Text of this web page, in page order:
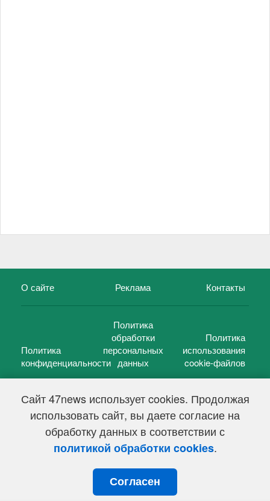
Сайт 47news использует cookies. Продолжая
использовать сайт, вы даете согласие на
обработку данных в соответствии с
политикой обработки cookies.
Согласен
О сайте Реклама Контакты
Политика
конфиденциальности
Политика
обработки
персональных
данных
Политика
использования
cookie-файлов
47 новостей (47 news)2005 — 2026 г.
Свидетельство о регистрации СМИ Эл № ФС 77-39848, выдано
Федеральной службой по надзору в сфере связи,
информационных технологий и массовых коммуникаций